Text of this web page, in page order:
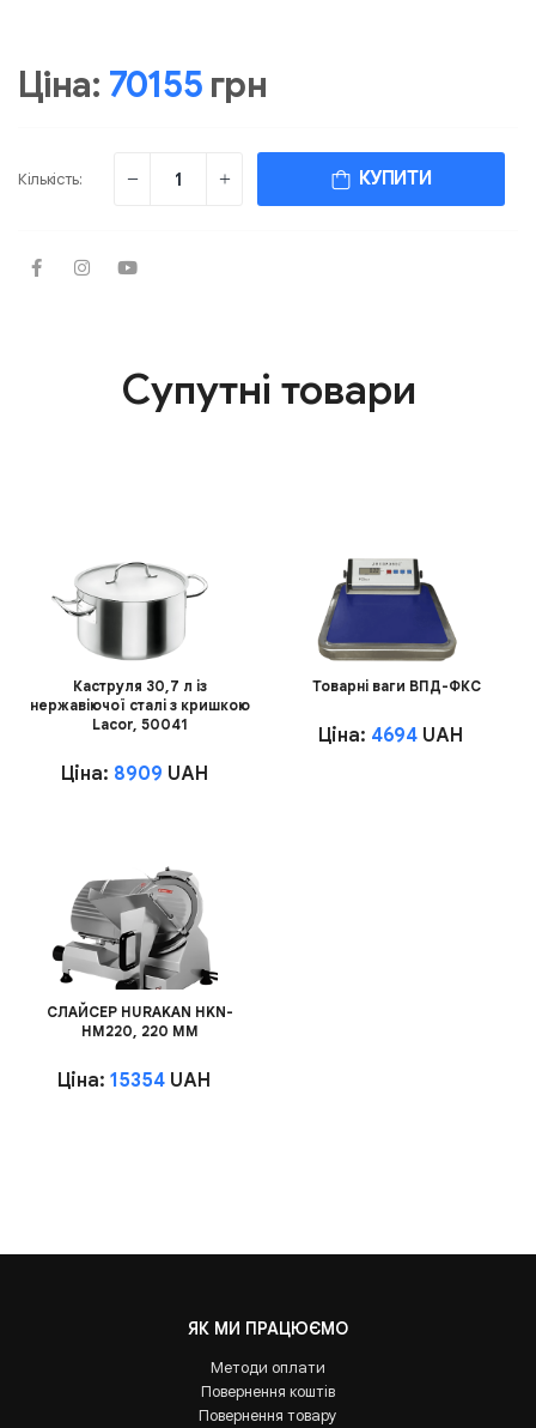
Ціна: 70155грн
Кількість: КУПИТИ
Супутні товари
Каструля 30,7 л із
нержавіючої сталі з кришкою
Lacor, 50041
Ціна: 8909 UAH
Товарні ваги ВПД-ФКС
Ціна: 4694UAH
СЛАЙСЕР HURAKAN HKN-
HM220, 220 ММ
Ціна: 15354 UAH
ЯК МИ ПРАЦЮЄМО
Методи оплати
Повернення коштів
Повернення товару